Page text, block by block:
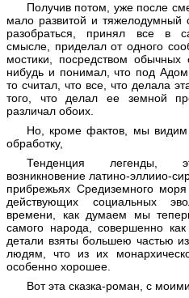
Получив потом, уже после
мало развитой и тяжелодумный
разобраться, принял все в
смысле, приделал от одного
мостики, посредством
нибудь и понимал, что под Адом
то считал, что все, что делала
того, что делал ее земной
различал обоих.
Но, кроме фактов, мы
обработку,
Тенденция легенды,
возникновение латино-эллиио-
прибрежьях Средиземного
действующих социальных
времени, как думаем мы
самого народа, совер­шенно
детали взяты большею частью
людям, что из их
особенно хорошее.
Вот эта сказка-роман, с